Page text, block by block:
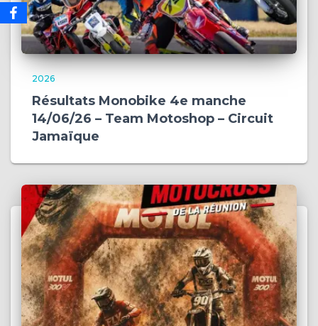
2026
Résultats Monobike 4e manche
14/06/26 – Team Motoshop – Circuit
Jamaïque